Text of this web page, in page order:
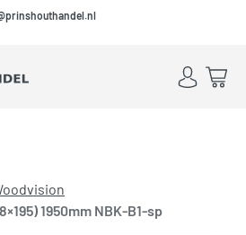
Skip to main content
Skip to footer
Account
1950mm NBK-B1-sp